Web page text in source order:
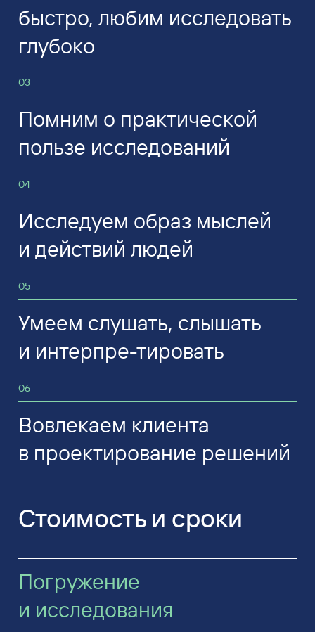
быстро, любим исследовать
глубоко
03
Помним о практической
пользе исследований
04
Исследуем образ мыслей
и действий людей
05
Умеем слушать, слышать
и интерпре-тировать
06
Вовлекаем клиента
в проектирование решений
Стоимость и сроки
Погружение
и исследования